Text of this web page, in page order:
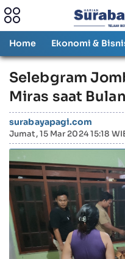
Home Ekonomi &
Selebgram
Miras saat
surabayapagi.com
Jumat, 15 Mar 2024 15:18